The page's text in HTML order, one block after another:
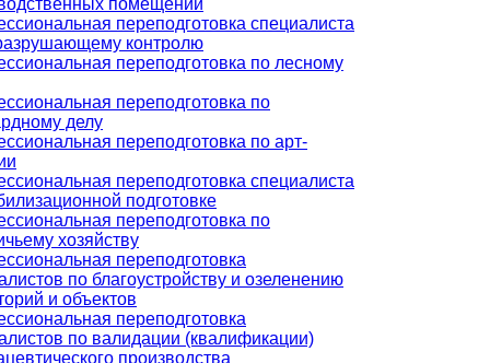
переподготовка специалиста
контролю
переподготовка по лесному
переподготовка по
делу
переподготовка по арт-
переподготовка специалиста
подготовке
переподготовка по
хозяйству
переподготовка
по благоустройству и озеленению
и объектов
переподготовка
по валидации (квалификации)
производства